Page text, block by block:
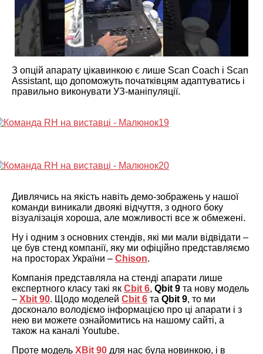
З опцій апарату цікавинкою є лише Scan Coach і Scan
Assistant, що допоможуть початківцям адаптуватись і
правильно виконувати УЗ-маніпуляції.
Дивлячись на якість навіть демо-зображень у нашої
команди виникали двоякі відчуття, з одного боку
візуалізація хороша, але можливості все ж обмежені.
Ну і одним з основних стендів, які ми мали відвідати –
це був стенд компанії, яку ми офіційно представляємо
на просторах України – Chison.
Компанія представляла на стенді апарати лише
експертного класу такі як Cbit 6, Qbit 9 та нову модель
– Xbit 90. Щодо моделей Cbit 6 та Qbit 9, то ми
досконало володіємо інформацією про ці апарати і з
нею ви можете ознайомитись на нашому сайті, а
також на каналі Youtube.
Проте модель XBit 90 для нас була новинкою, і в